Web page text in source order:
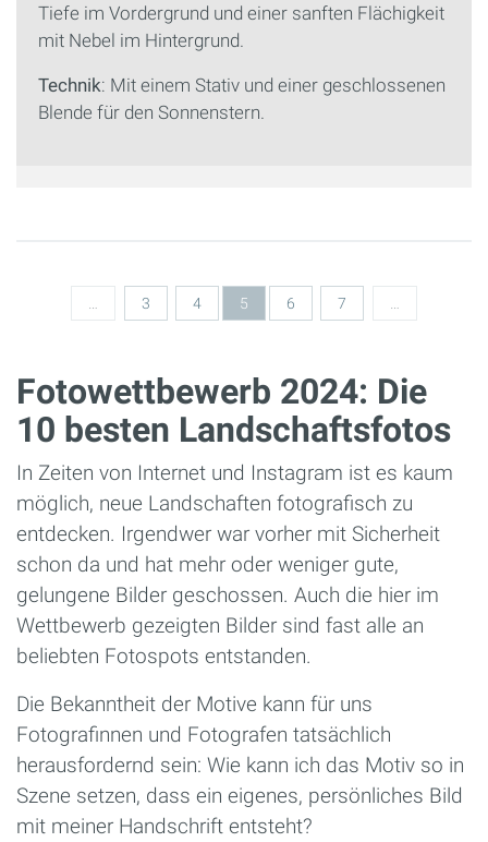
Tiefe im Vordergrund und einer sanften Flächigkeit
mit Nebel im Hintergrund.
Technik: Mit einem Stativ und einer geschlossenen
Blende für den Sonnenstern.
Seiten
3 4 5 6 7
Fotowettbewerb 2024: Die
10 besten Landschaftsfotos
In Zeiten von Internet und Instagram ist es kaum
möglich, neue Landschaften fotografisch zu
entdecken. Irgendwer war vorher mit Sicherheit
schon da und hat mehr oder weniger gute,
gelungene Bilder geschossen. Auch die hier im
Wettbewerb gezeigten Bilder sind fast alle an
beliebten Fotospots entstanden.
Die Bekanntheit der Motive kann für uns
Fotografinnen und Fotografen tatsächlich
herausfordernd sein: Wie kann ich das Motiv so in
Szene setzen, dass ein eigenes, persönliches Bild
mit meiner Handschrift entsteht?